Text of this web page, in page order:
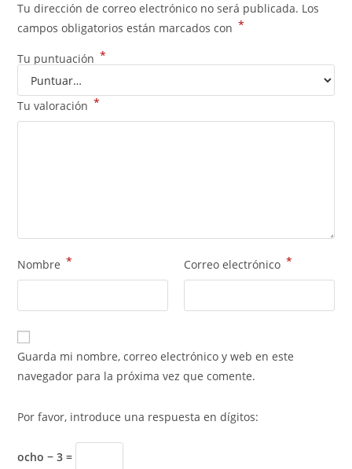
Tu dirección de correo electrónico no será publicada. Los
campos obligatorios están marcados con *
Tu puntuación *
Tu valoración *
Nombre * Correo electrónico *
Guarda mi nombre, correo electrónico y web en este
navegador para la próxima vez que comente.
Por favor, introduce una respuesta en dígitos:
ocho − 3 =